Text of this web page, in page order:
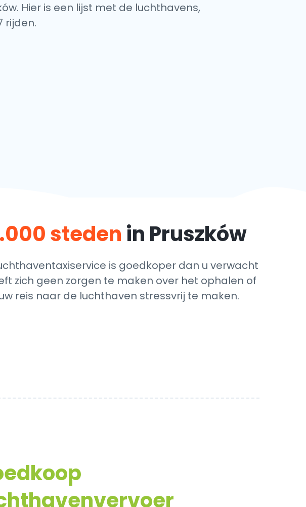
Hier is een lijst met de luchthavens,
rijden.
steden in Pruszków
is goedkoper dan u verwacht
zich geen zorgen te maken over het ophalen of
reis naar de luchthaven stressvrij te maken.